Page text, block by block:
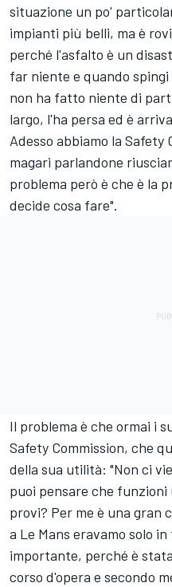
situazione un po'
impianti più belli, ma è
perché l'asfalto è un
far niente e quando
non ha fatto niente di
largo, l'ha persa ed è
Adesso abbiamo la Safety
magari parlandone
problema però è che è la
decide cosa fare".
Il problema è che ormai i
Safety Commission, che
della sua utilità: "Non ci
puoi pensare che funzioni
provi? Per me è una gran
a Le Mans eravamo solo
importante, perché è
corso d'opera e secondo